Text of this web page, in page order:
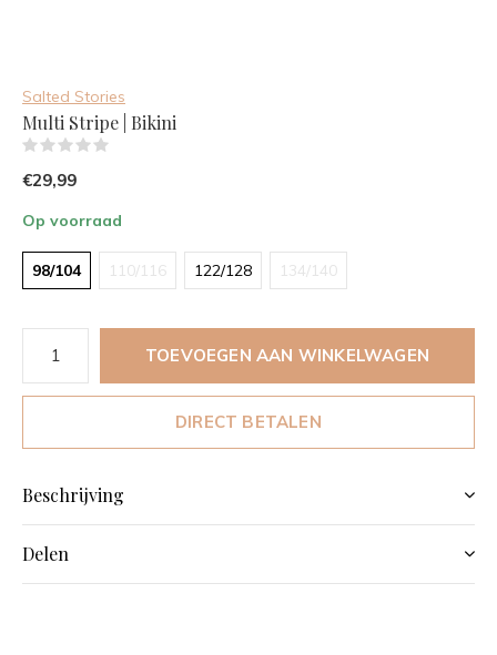
Salted Stories
Multi Stripe | Bikini
€29,99
Op voorraad
98/104 110/116 122/128 134/140
TOEVOEGEN AAN WINKELWAGEN
DIRECT BETALEN
Beschrijving
Delen